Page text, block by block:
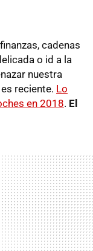
cadenas
o id a la
nuestra
reciente. Lo
en 2018. El